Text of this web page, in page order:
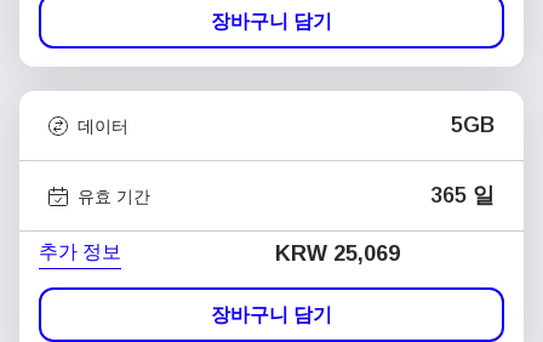
장바구니 담기
데이터 5GB
유효 기간 365 일
추가 정보 KRW 25,069
장바구니 담기